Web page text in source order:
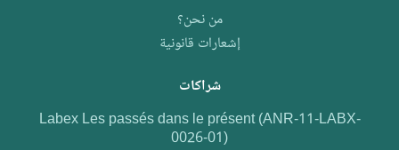
من نحن؟
إشعارات قانونية
شراكات
Labex Les passés dans le présent (ANR-11-LABX-
0026-01)